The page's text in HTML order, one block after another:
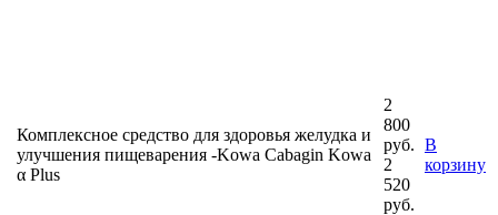
Комплексное средство для здоровья желудка и
улучшения пищеварения -Kowa Cabagin Kowa
α Plus
2
800
руб.
2
520
руб.
В
корзину